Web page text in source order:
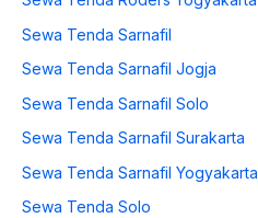
Sewa Tenda Sarnafil
Sewa Tenda Sarnafil Jogja
Sewa Tenda Sarnafil Solo
Sewa Tenda Sarnafil Surakarta
Sewa Tenda Sarnafil Yogyakarta
Sewa Tenda Solo